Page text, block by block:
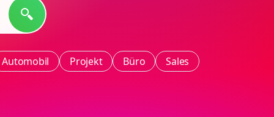
Automobil Projekt Büro
Sales